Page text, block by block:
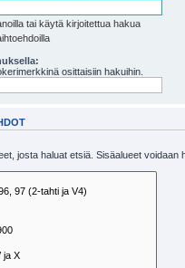
tai käytä kirjoitettua hakua
osittaisiin hakuihin.
josta haluat etsiä. Sisäalueet voidaan